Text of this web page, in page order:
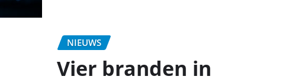
NIEUWS
Vier branden in